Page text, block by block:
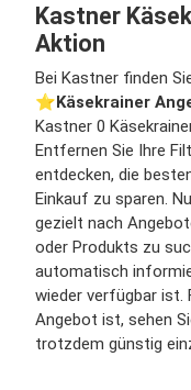
Kastner
Aktion
Bei Kastner finden
⭐️Käsekrainer
Kastner 0
Entfernen Sie Ihre
entdecken, die
Einkauf zu sparen.
gezielt nach
oder Produkts zu
automatisch
wieder verfügbar ist.
Angebot ist, sehen
trotzdem günstig